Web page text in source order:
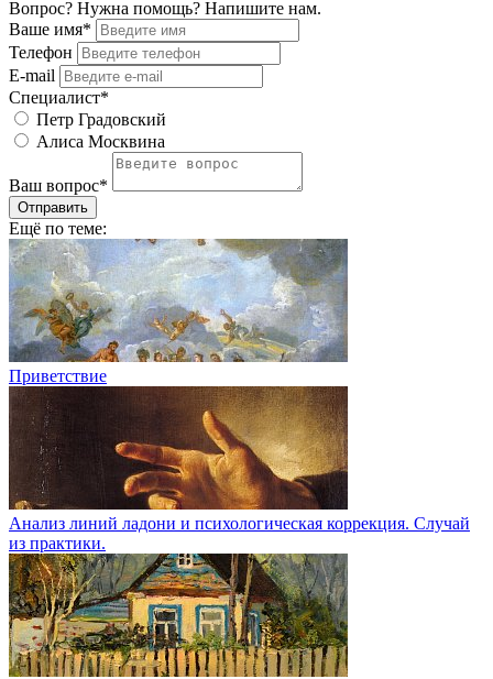
Вопрос? Нужна помощь? Напишите нам.
Ваше имя*
Телефон
E-mail
Специалист*
Петр Градовский
Алиса Москвина
Ваш вопрос*
Отправить
Ещё по теме:
Приветствие
Анализ линий ладони и психологическая коррекция. Случай
из практики.